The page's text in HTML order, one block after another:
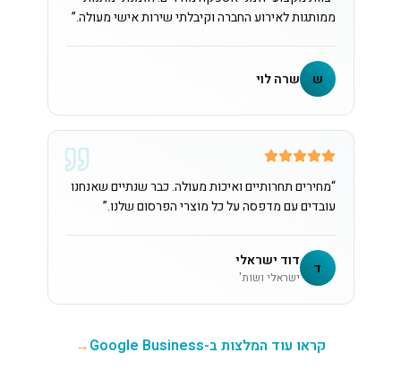
ממותגות לאירוע החברה וקיבלתי שירות אישי מעולה.”
ש שרה לוי
“מחירים תחרותיים ואיכות מעולה. כבר שנתיים שאנחנו
עובדים עם מדפסה על כל מוצרי הפרסום שלנו.”
ד דוד ישראלי
ישראלי ושות'
קראו עוד המלצות ב-Google Business →